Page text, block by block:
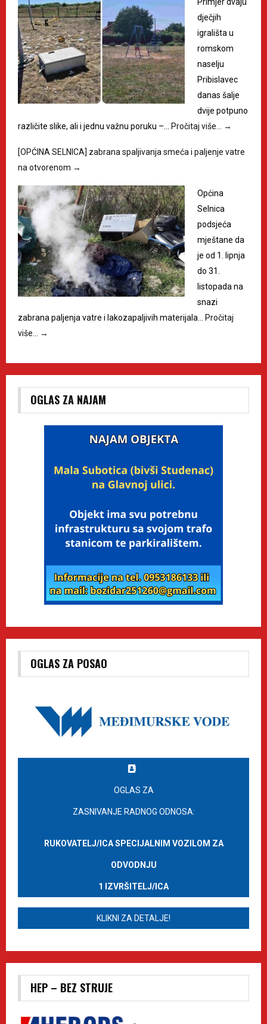
dječjih
igrališta u
romskom
naselju
Pribislavec
danas šalje
dvije potpuno
različite slike, ali i jednu važnu poruku –…
Pročitaj više… →
[OPĆINA SELNICA] zabrana spaljivanja smeća i paljenje vatre
na otvorenom →
Općina
Selnica
podsjeća
mještane da
je od 1. lipnja
do 31.
listopada na
snazi
zabrana paljenja vatre i lakozapaljivih materijala…
Pročitaj
više…
→
OGLAS ZA NAJAM
OGLAS ZA POSAO
OGLAS ZA
ZASNIVANJE RADNOG ODNOSA:
RUKOVATELJ/ICA SPECIJALNIM VOZILOM ZA
ODVODNJU
1 IZVRŠITELJ/ICA
KLIKNI ZA DETALJE!
HEP – BEZ STRUJE